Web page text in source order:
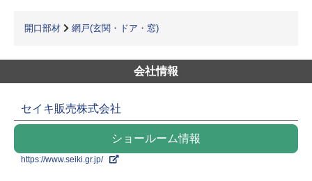
開口部材 網戸(玄関・ドア・窓)
会社情報
セイキ販売株式会社
ショールーム情報
https://www.seiki.gr.jp/